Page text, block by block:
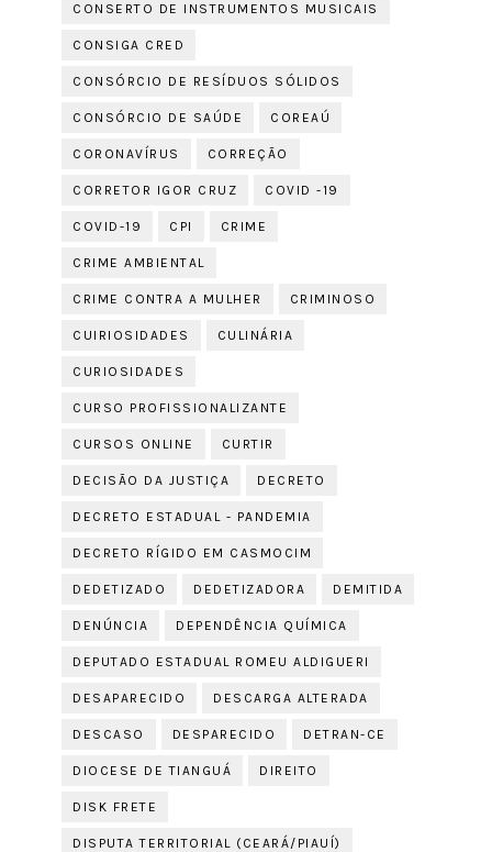
CONSERTO DE INSTRUMENTOS MUSICAIS
CONSIGA CRED
CONSÓRCIO DE RESÍDUOS SÓLIDOS
CONSÓRCIO DE SAÚDE COREAÚ
CORONAVÍRUS CORREÇÃO
CORRETOR IGOR CRUZ COVID -19
COVID-19 CPI CRIME
CRIME AMBIENTAL
CRIME CONTRA A MULHER CRIMINOSO
CUIRIOSIDADES CULINÁRIA
CURIOSIDADES
CURSO PROFISSIONALIZANTE
CURSOS ONLINE CURTIR
DECISÃO DA JUSTIÇA DECRETO
DECRETO ESTADUAL - PANDEMIA
DECRETO RÍGIDO EM CASMOCIM
DEDETIZADO DEDETIZADORA DEMITIDA
DENÚNCIA DEPENDÊNCIA QUÍMICA
DEPUTADO ESTADUAL ROMEU ALDIGUERI
DESAPARECIDO DESCARGA ALTERADA
DESCASO DESPARECIDO DETRAN-CE
DIOCESE DE TIANGUÁ DIREITO
DISK FRETE
DISPUTA TERRITORIAL (CEARÁ/PIAUÍ)